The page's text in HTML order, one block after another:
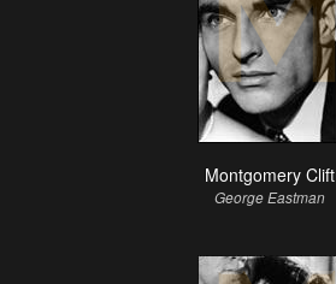
Montgomery Clift
George Eastman